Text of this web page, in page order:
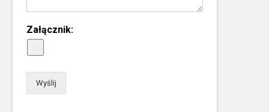
Załącznik:
Wyślij